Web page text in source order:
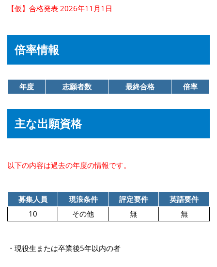
【仮】合格発表 2026年11月1日
倍率情報
年度 志願者数 最終合格 倍率
主な出願資格
以下の内容は過去の年度の情報です。
募集人員 現浪条件 評定要件
英語要件
10
その他 無 無
・現役生または卒業後5年以内の者